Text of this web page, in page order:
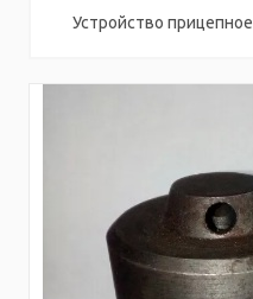
Устройство прицепное